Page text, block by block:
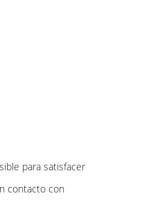
para satisfacer
contacto con